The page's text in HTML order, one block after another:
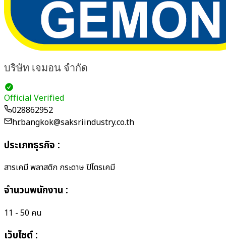
บริษัท เจมอน จำกัด
Official Verified
028862952
hr.bangkok@saksriindustry.co.th
ประเภทธุรกิจ :
สารเคมี พลาสติก กระดาษ ปิโตรเคมี
จำนวนพนักงาน :
11 - 50 คน
เว็บไซต์ :